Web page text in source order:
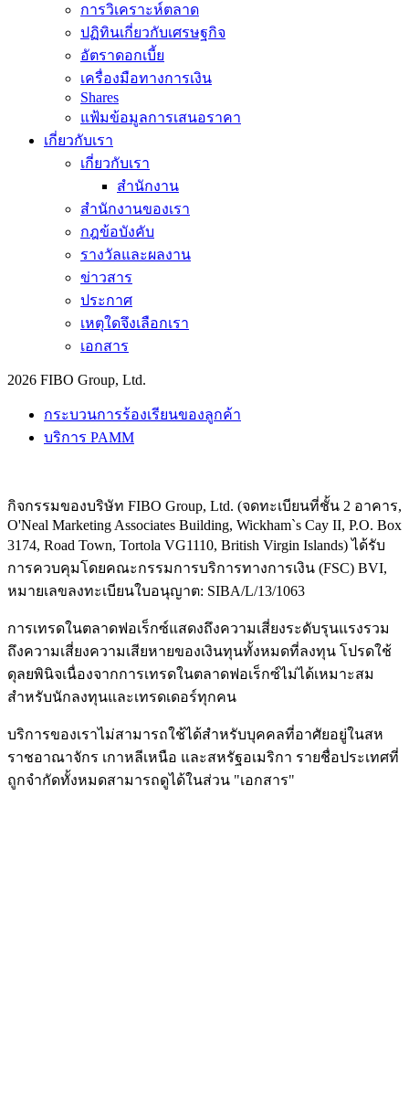
การวิเคราะห์ตลาด
ปฏิทินเกี่ยวกับเศรษฐกิจ
อัตราดอกเบี้ย
เครื่องมือทางการเงิน
Shares
แฟ้มข้อมูลการเสนอราคา
เกี่ยวกับเรา
เกี่ยวกับเรา
สำนักงาน
สำนักงานของเรา
กฎข้อบังคับ
รางวัลและผลงาน
ข่าวสาร
ประกาศ
เหตุใดจึงเลือกเรา
เอกสาร
2026 FIBO Group, Ltd.
กระบวนการร้องเรียนของลูกค้า
บริการ PAMM
กิจกรรมของบริษัท FIBO Group, Ltd. (จดทะเบียนที่ชั้น 2 อาคาร,
O'Neal Marketing Associates Building, Wickham`s Cay II, P.O. Box
3174, Road Town, Tortola VG1110, British Virgin Islands) ได้รับ
การควบคุมโดยคณะกรรมการบริการทางการเงิน (FSC) BVI,
หมายเลขลงทะเบียนใบอนุญาต: SIBA/L/13/1063
การเทรดในตลาดฟอเร็กซ์แสดงถึงความเสี่ยงระดับรุนแรงรวม
ถึงความเสี่ยงความเสียหายของเงินทุนทั้งหมดที่ลงทุน โปรดใช้
ดุลยพินิจเนื่องจากการเทรดในตลาดฟอเร็กซ์ไม่ได้เหมาะสม
สำหรับนักลงทุนและเทรดเดอร์ทุกคน
บริการของเราไม่สามารถใช้ได้สำหรับบุคคลที่อาศัยอยู่ในสห
ราชอาณาจักร เกาหลีเหนือ และสหรัฐอเมริกา รายชื่อประเทศที่
ถูกจำกัดทั้งหมดสามารถดูได้ในส่วน "เอกสาร"